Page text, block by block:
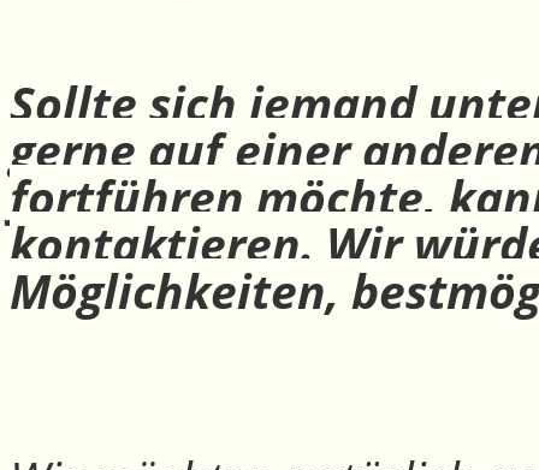
Sollte sich jemand
gerne auf einer
fortführen möchte,
kontaktieren. Wir
Möglichkeiten,